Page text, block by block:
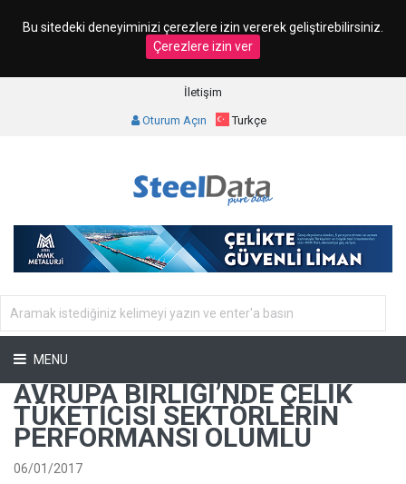
Bu sitedeki deneyiminizi çerezlere izin vererek geliştirebilirsiniz.
Çerezlere izin ver
İletişim
Oturum Açın Turkçe
MENU
AVRUPA BIRLIĞI’NDE ÇELIK
TÜKETICISI SEKTÖRLERIN
PERFORMANSI OLUMLU
06/01/2017